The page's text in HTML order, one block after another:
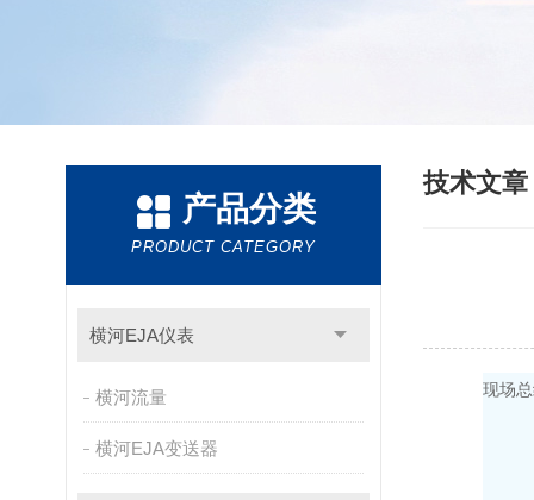
产品分类
PRODUCT CATEGORY
横河EJA仪表
横河流量
横河EJA变送器
技术文章
现场